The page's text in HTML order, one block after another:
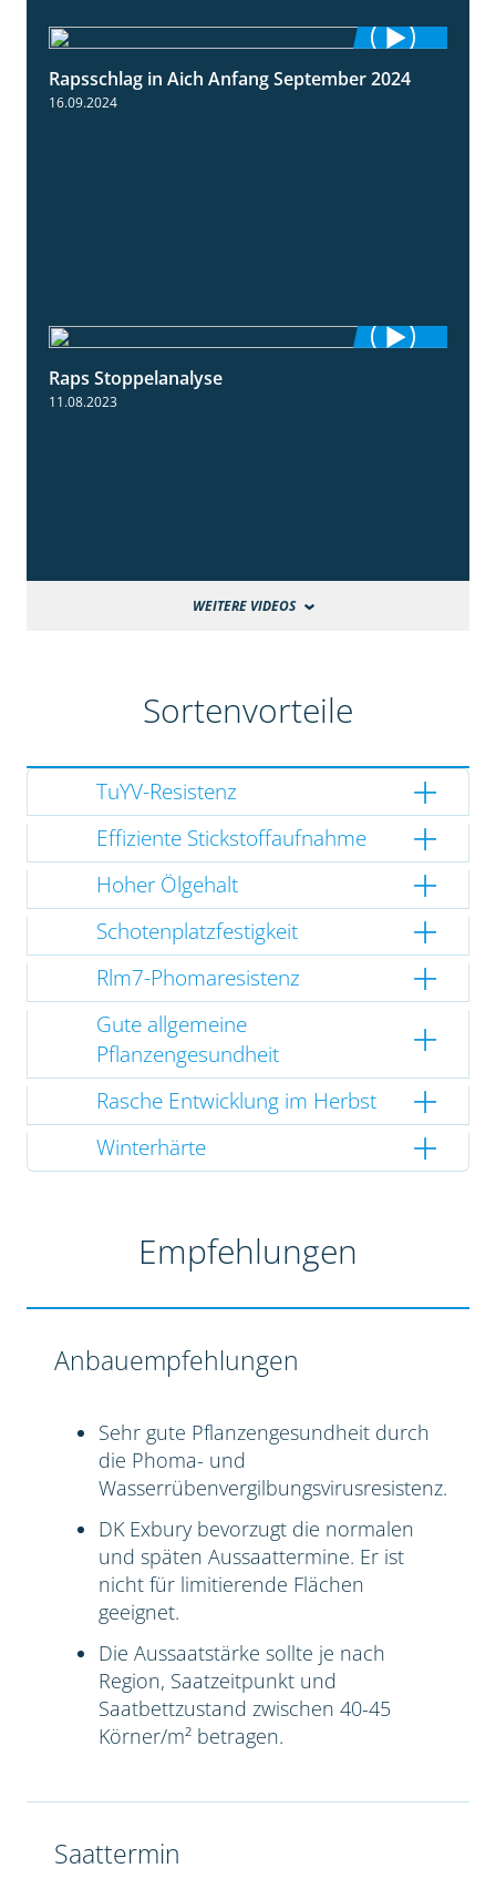
1:50
Rapsschlag in Aich Anfang September 2024
16.09.2024
Raps Stoppelanalyse
11.08.2023
WEITERE VIDEOS
Sortenvorteile
TuYV-Resistenz
Effiziente Stickstoffaufnahme
Hoher Ölgehalt
Schotenplatzfestigkeit
Rlm7-Phomaresistenz
Gute allgemeine
Pflanzengesundheit
Rasche Entwicklung im Herbst
Winterhärte
Empfehlungen
Anbauempfehlungen
Sehr gute Pflanzengesundheit durch
die Phoma- und
Wasserrübenvergilbungsvirusresistenz.
DK Exbury bevorzugt die normalen
und späten Aussaattermine. Er ist
nicht für limitierende Flächen
geeignet.
Die Aussaatstärke sollte je nach
Region, Saatzeitpunkt und
Saatbettzustand zwischen 40-45
Körner/m² betragen.
Saattermin